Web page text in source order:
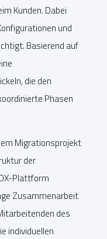
Kunden. Dabei
und
Basierend auf
die den
Phasen
Migrationsprojekt
der
Plattform
Zusammenarbeit
des
individuellen